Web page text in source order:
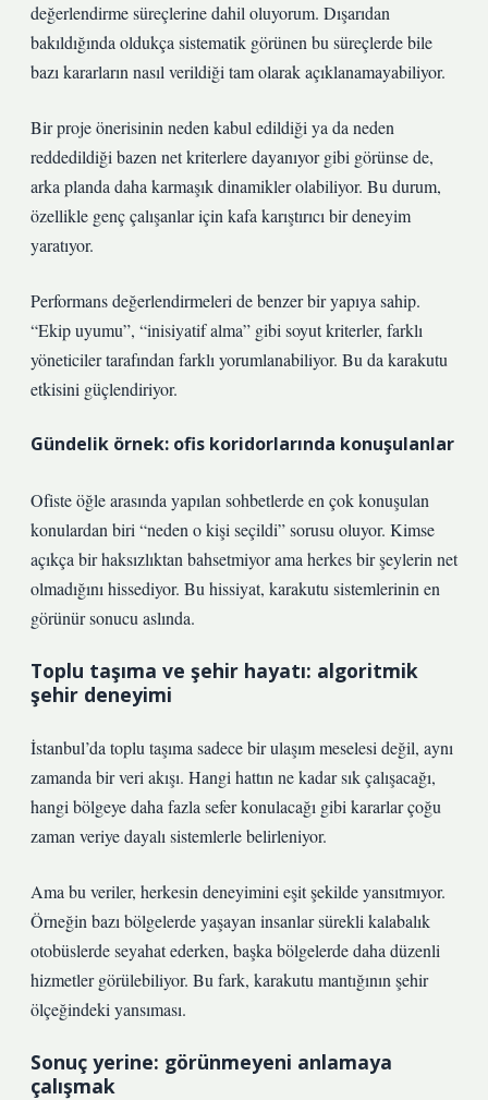
değerlendirme süreçlerine dahil oluyorum. Dışarıdan
bakıldığında oldukça sistematik görünen bu süreçlerde bile
bazı kararların nasıl verildiği tam olarak açıklanamayabiliyor.
Bir proje önerisinin neden kabul edildiği ya da neden
reddedildiği bazen net kriterlere dayanıyor gibi görünse de,
arka planda daha karmaşık dinamikler olabiliyor. Bu durum,
özellikle genç çalışanlar için kafa karıştırıcı bir deneyim
yaratıyor.
Performans değerlendirmeleri de benzer bir yapıya sahip.
“Ekip uyumu”, “inisiyatif alma” gibi soyut kriterler, farklı
yöneticiler tarafından farklı yorumlanabiliyor. Bu da karakutu
etkisini güçlendiriyor.
Gündelik örnek: ofis koridorlarında konuşulanlar
Ofiste öğle arasında yapılan sohbetlerde en çok konuşulan
konulardan biri “neden o kişi seçildi” sorusu oluyor. Kimse
açıkça bir haksızlıktan bahsetmiyor ama herkes bir şeylerin net
olmadığını hissediyor. Bu hissiyat, karakutu sistemlerinin en
görünür sonucu aslında.
Toplu taşıma ve şehir hayatı: algoritmik
şehir deneyimi
İstanbul’da toplu taşıma sadece bir ulaşım meselesi değil, aynı
zamanda bir veri akışı. Hangi hattın ne kadar sık çalışacağı,
hangi bölgeye daha fazla sefer konulacağı gibi kararlar çoğu
zaman veriye dayalı sistemlerle belirleniyor.
Ama bu veriler, herkesin deneyimini eşit şekilde yansıtmıyor.
Örneğin bazı bölgelerde yaşayan insanlar sürekli kalabalık
otobüslerde seyahat ederken, başka bölgelerde daha düzenli
hizmetler görülebiliyor. Bu fark, karakutu mantığının şehir
ölçeğindeki yansıması.
Sonuç yerine: görünmeyeni anlamaya
çalışmak